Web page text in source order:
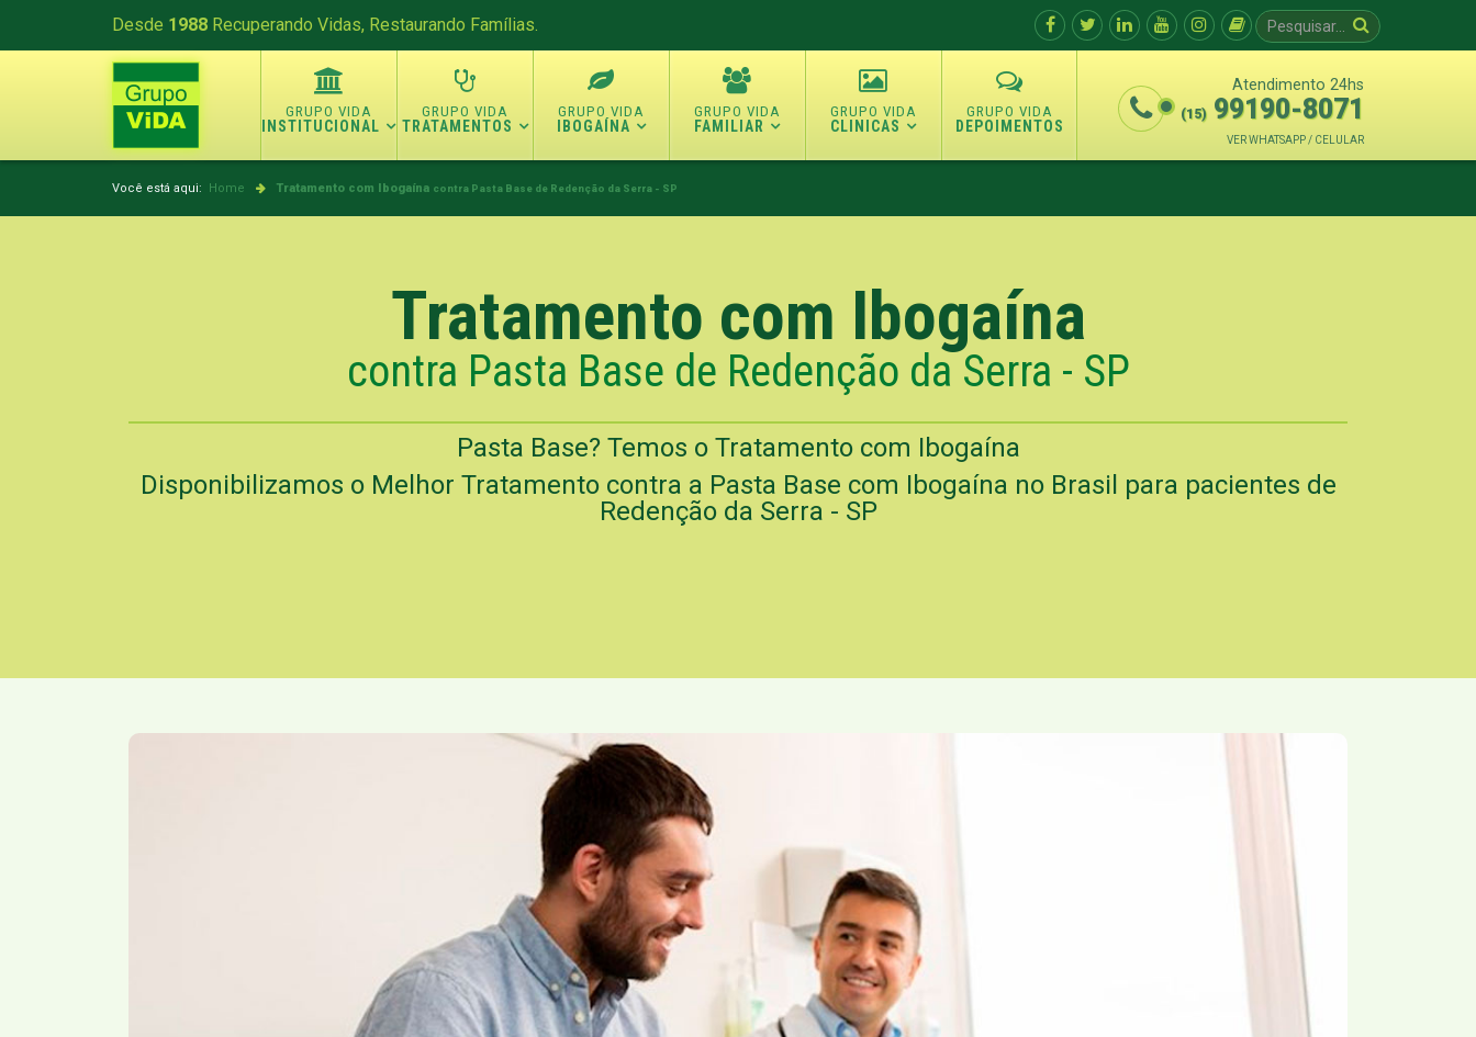
Desde 1988 Recuperando Vidas, Restaurando Famílias.
INSTITUCIONAL TRATAMENTOS IBOGAÍNA FAMILIAR CLINICAS DEPOIMENTOS
Atendimento 24hs
(15) 99190-8071
VER WHATSAPP / CELULAR
Você está aqui: Home Tratamento com Ibogaína contra Pasta Base de Redenção da Serra - SP
Tratamento com Ibogaína
contra Pasta Base de Redenção da Serra - SP
Pasta Base? Temos o Tratamento com Ibogaína
Disponibilizamos o Melhor Tratamento contra a Pasta Base com Ibogaína no Brasil para pacientes de
Redenção da Serra - SP